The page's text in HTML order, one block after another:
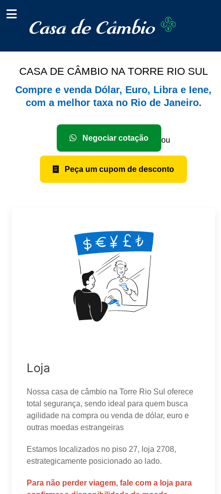
CASA DE CÂMBIO NA TORRE RIO SUL
Compre e venda Dólar, Euro, Libra e Iene,
com a melhor taxa no Rio de Janeiro.
Negociar cotação ou
Peça um cupom de desconto
Loja
Nossa casa de câmbio na Torre Rio Sul oferece
total segurança, sendo ideal para quem busca
agilidade na compra ou venda de dólar, euro e
outras moedas estrangeiras
Estamos localizados no piso 27, loja 2708,
estrategicamente posicionado ao lado.
Para não perder viagem, fale com a loja para